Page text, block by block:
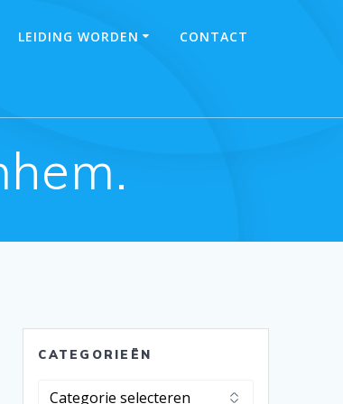
LEIDING WORDEN CONTACT
CATEGORIEËN
Categorieën